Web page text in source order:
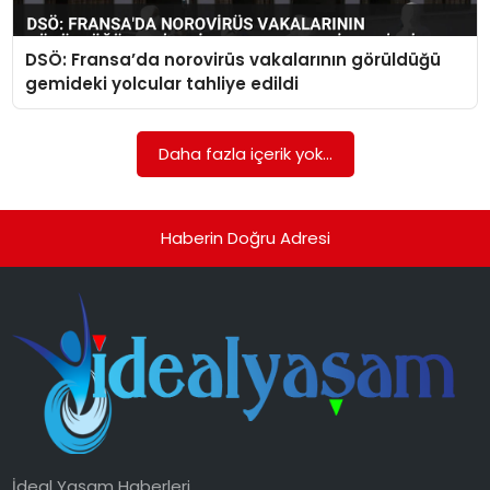
YAŞAM
MAGAZIN
SOSYAL HABER
DSÖ: Fransa’da norovirüs vakalarının görüldüğü
gemideki yolcular tahliye edildi
Daha fazla içerik yok...
Haberin Doğru Adresi